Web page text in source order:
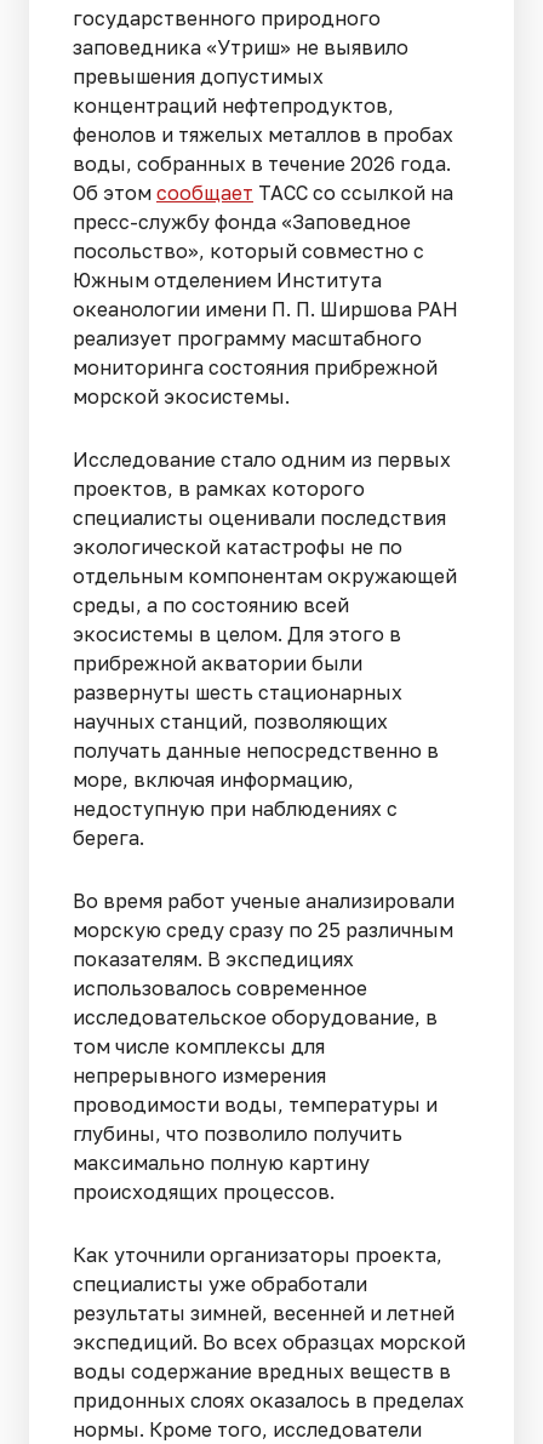
государственного природного
заповедника «Утриш» не выявило
превышения допустимых
концентраций нефтепродуктов,
фенолов и тяжелых металлов в пробах
воды, собранных в течение 2026 года.
Об этом сообщает ТАСС со ссылкой на
пресс-службу фонда «Заповедное
посольство», который совместно с
Южным отделением Института
океанологии имени П. П. Ширшова РАН
реализует программу масштабного
мониторинга состояния прибрежной
морской экосистемы.
Исследование стало одним из первых
проектов, в рамках которого
специалисты оценивали последствия
экологической катастрофы не по
отдельным компонентам окружающей
среды, а по состоянию всей
экосистемы в целом. Для этого в
прибрежной акватории были
развернуты шесть стационарных
научных станций, позволяющих
получать данные непосредственно в
море, включая информацию,
недоступную при наблюдениях с
берега.
Во время работ ученые анализировали
морскую среду сразу по 25 различным
показателям. В экспедициях
использовалось современное
исследовательское оборудование, в
том числе комплексы для
непрерывного измерения
проводимости воды, температуры и
глубины, что позволило получить
максимально полную картину
происходящих процессов.
Как уточнили организаторы проекта,
специалисты уже обработали
результаты зимней, весенней и летней
экспедиций. Во всех образцах морской
воды содержание вредных веществ в
придонных слоях оказалось в пределах
нормы. Кроме того, исследователи